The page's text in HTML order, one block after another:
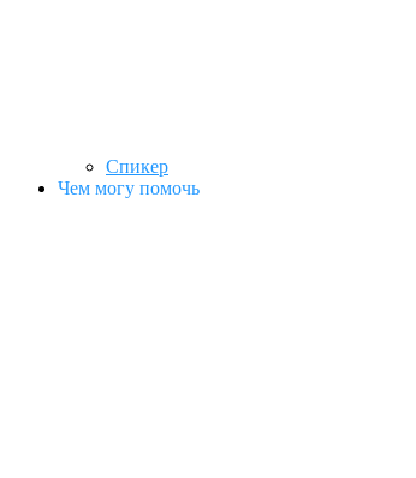
Спикер
Чем могу помочь